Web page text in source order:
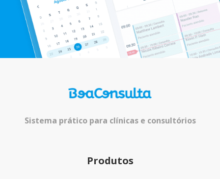
Sistema prático para clínicas e consultórios
Produtos